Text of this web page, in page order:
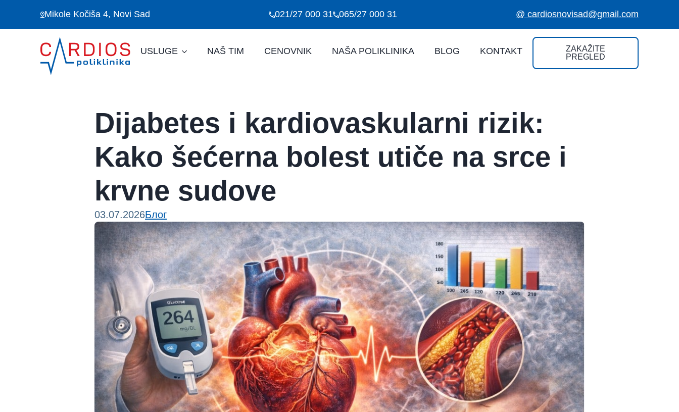
Mikole Kočiša 4, Novi Sad 021/27 000 31 065/27 000 31 @ cardiosnovisad@gmail.com
USLUGE NAŠ TIM CENOVNIK NAŠA POLIKLINIKA BLOG KONTAKT
ZAKAŽITE
PREGLED
Dijabetes i kardiovaskularni rizik:
Kako šećerna bolest utiče na srce i
krvne sudove
03.07.2026Блог